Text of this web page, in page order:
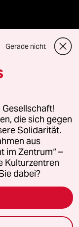
für Genehmigungen
Richtlinien
AGB
(Ads)
Gerade nicht
die sich gegen
Solidarität.
aus
im Zentrum“ –
Kulturzentren
dabei?